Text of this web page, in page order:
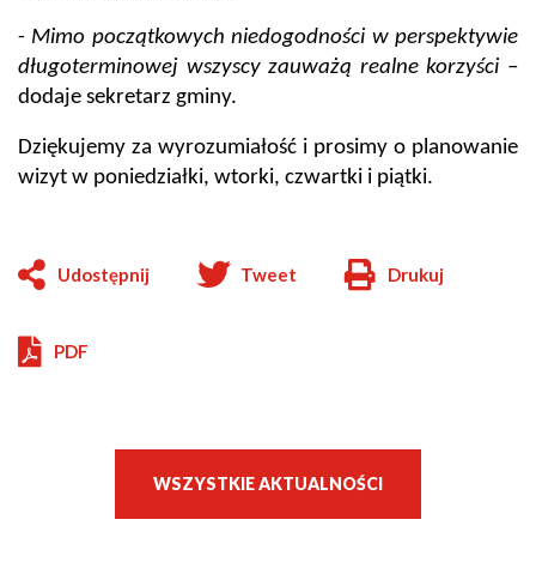
- Mimo początkowych niedogodności w perspektywie
długoterminowej wszyscy zauważą realne korzyści –
dodaje sekretarz gminy.
Dziękujemy za wyrozumiałość i prosimy o planowanie
wizyt w poniedziałki, wtorki, czwartki i piątki.
Udostępnij Tweet
Will
Drukuj
PDF
WSZYSTKIE AKTUALNOŚCI